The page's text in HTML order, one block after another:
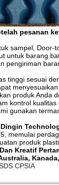
pesanan
sampel, Door-
untuk barang
pengiriman
tinggi sesuai
produk Anda
kontrol
gunakan
memulai
produk
Kreatif
CPSIA